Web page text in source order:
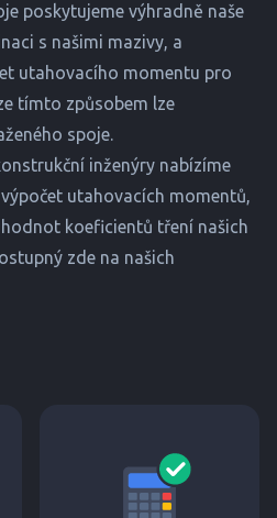
poskytujeme výhradně naše
s našimi mazivy, a
utahovacího momentu pro
tímto způsobem lze
spoje.
inženýry nabízíme
utahovacích momentů,
koeficientů tření našich
zde na našich